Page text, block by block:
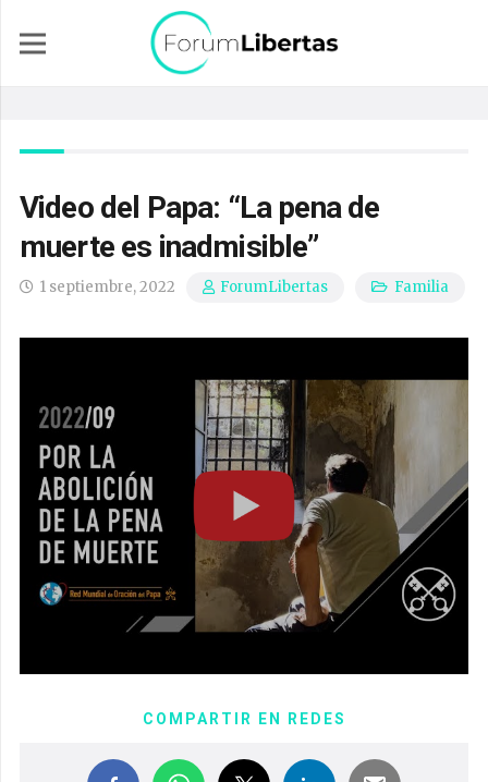
Video del Papa: “La pena de
muerte es inadmisible”
1 septiembre, 2022 ForumLibertas Familia
COMPARTIR EN REDES